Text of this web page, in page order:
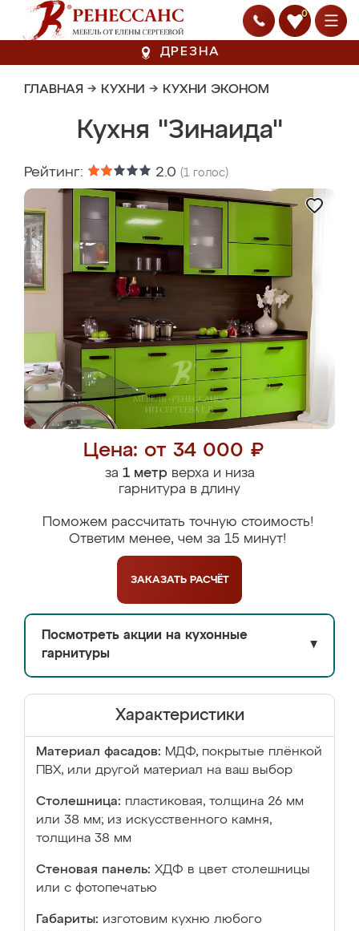
0
ДРЕЗНА
ГЛАВНАЯ → КУХНИ → КУХНИ ЭКОНОМ
Кухня "Зинаида"
Рейтинг: 2.0 (1 голос)
Цена: от 34 000 ₽
за 1 метрверха и низа
гарнитура в длину
Поможем рассчитать точную стоимость!
Ответим менее, чем за 15 минут!
ЗАКАЗАТЬ РАСЧЁТ
Посмотреть акции на кухонные
гарнитуры
▼
Характеристики
Материал фасадов: МДФ, покрытые плёнкой
ПВХ, или другой материал на ваш выбор
Столешница: пластиковая, толщина 26 мм
или 38 мм; из искусственного камня,
толщина 38 мм
Стеновая панель: ХДФ в цвет столешницы
или с фотопечатью
Габариты: изготовим кухню любого